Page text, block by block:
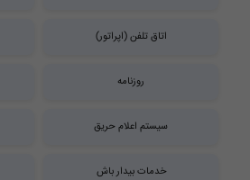
اتاق تلفن (اپراتور)
روزنامه
سیستم اعلام حریق
خدمات بیدار باش